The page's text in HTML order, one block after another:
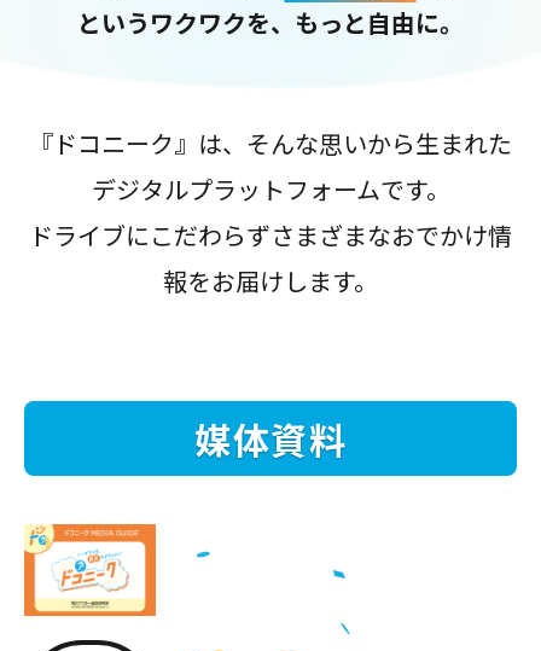
というワクワクを、もっと自由に。
『ドコニーク』は、そんな思いから生まれた
デジタルプラットフォームです。
ドライブにこだわらずさまざまなおでかけ情
報をお届けします。
媒体資料